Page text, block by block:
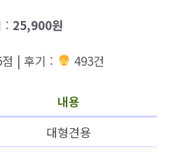
: 25,900원
| 후기 : 493건
내용
대형견용